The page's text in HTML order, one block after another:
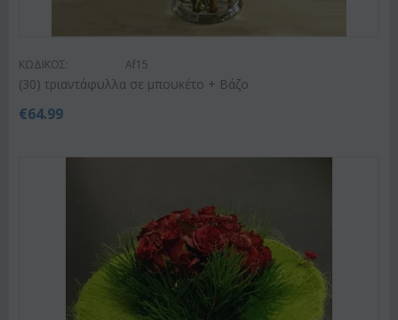
ΚΩΔΙΚΟΣ: Af15
(30) τριαντάφυλλα σε μπουκέτο + Βάζο
€64.99